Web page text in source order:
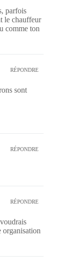
parfois
le chauffeur
comme ton
RÉPONDRE
sont
RÉPONDRE
RÉPONDRE
organisation